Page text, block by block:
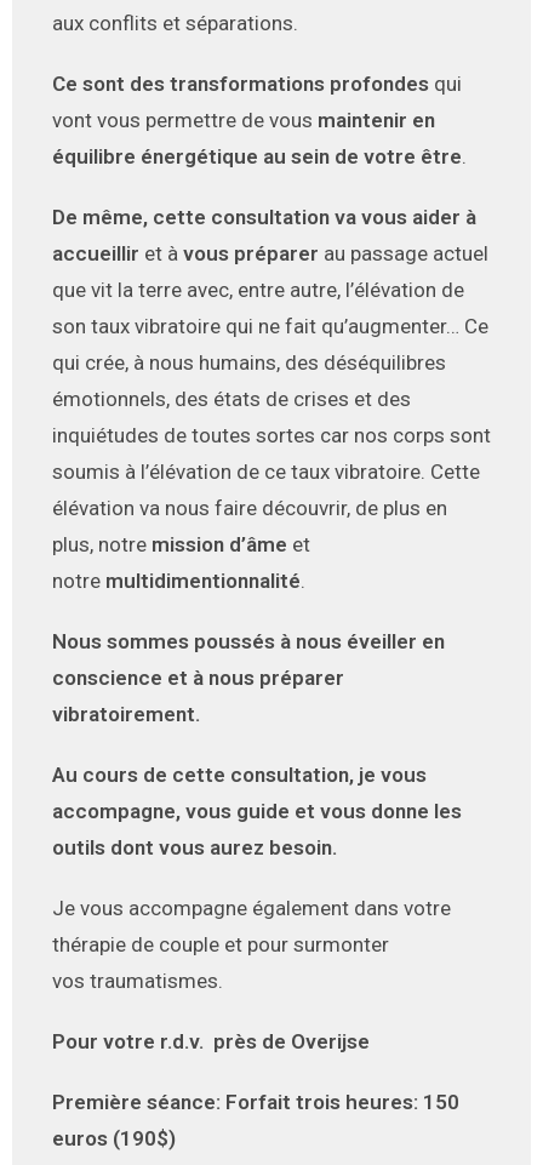
aux conflits et séparations.
Ce sont des transformations profondes qui
vont vous permettre de vous maintenir en
équilibre énergétique au sein de votre être.
De même, cette consultation va vous aider à
accueillir et à vous préparer au passage actuel
que vit la terre avec, entre autre, l’élévation de
son taux vibratoire qui ne fait qu’augmenter… Ce
qui crée, à nous humains, des déséquilibres
émotionnels, des états de crises et des
inquiétudes de toutes sortes car nos corps sont
soumis à l’élévation de ce taux vibratoire. Cette
élévation va nous faire découvrir, de plus en
plus, notre mission d’âme et
notre multidimentionnalité.
Nous sommes poussés à nous éveiller en
conscience et à nous préparer
vibratoirement.
Au cours de cette consultation, je vous
accompagne, vous guide et vous donne les
outils dont vous aurez besoin.
Je vous accompagne également dans votre
thérapie de couple et pour surmonter
vos traumatismes.
Pour votre r.d.v. près de Overijse
Première séance: Forfait trois heures: 150
euros (190$)